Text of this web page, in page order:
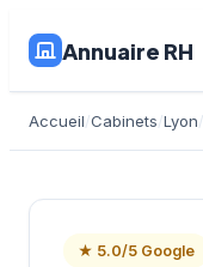
Annuaire RH
Accueil Cabinets Lyon
★ 5.0/5 Google